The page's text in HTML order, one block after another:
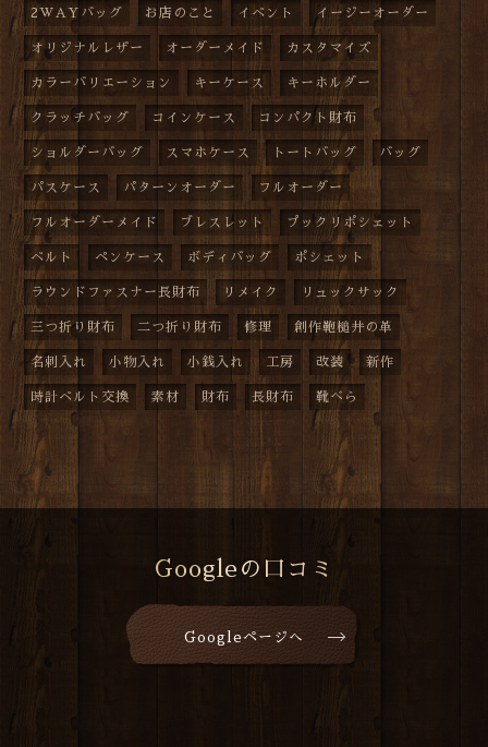
2WAYバッグ お店のこと イベント イージーオーダー
オリジナルレザー オーダーメイド カスタマイズ
カラーバリエーション キーケース キーホルダー
クラッチバッグ コインケース コンパクト財布
ショルダーバッグ スマホケース トートバッグ バッグ
パスケース パターンオーダー フルオーダー
フルオーダーメイド ブレスレット プックリポシェット
ベルト ペンケース ボディバッグ ポシェット
ラウンドファスナー長財布 リメイク リュックサック
三つ折り財布 二つ折り財布 修理 創作鞄槌井の革
名刺入れ 小物入れ 小銭入れ 工房 改装 新作
時計ベルト交換 素材 財布 長財布 靴べら
Googleの口コミ
Googleページへ